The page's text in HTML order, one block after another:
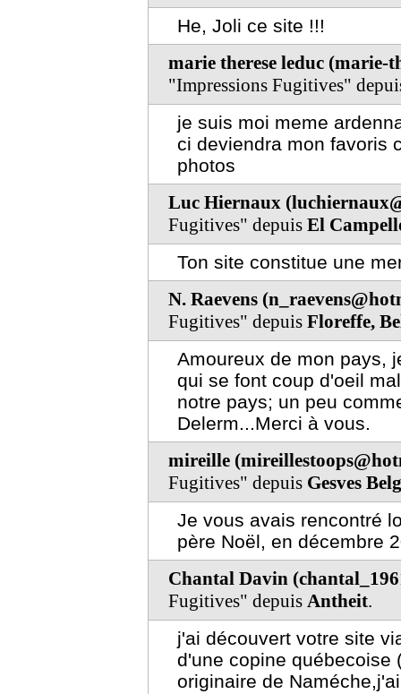
He, Joli ce site !!!
marie therese leduc (marie-
"Impressions Fugitives"
je suis moi meme
ci deviendra mon favoris
photos
Luc Hiernaux
Fugitives" depuis El
Ton site constitue une
N. Raevens
Fugitives" depuis Floreffe,
Amoureux de mon pays,
qui se font coup d'oeil
notre pays; un peu
Delerm...Merci à vous.
mireille
Fugitives" depuis Gesves
Je vous avais rencontré
père Noël, en décembre
Chantal Davin
Fugitives" depuis Antheit.
j'ai découvert votre site
d'une copine québecoise
originaire de